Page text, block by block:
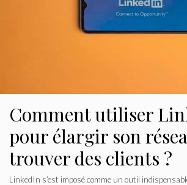
Comment utiliser
pour élargir son
trouver des clients ?
LinkedIn s’est imposé comme un outil